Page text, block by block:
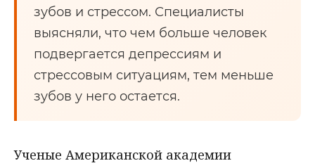
зубов и стрессом. Специалисты
выясняли, что чем больше человек
подвергается депрессиям и
стрессовым ситуациям, тем меньше
зубов у него остается.
Ученые Американской академии